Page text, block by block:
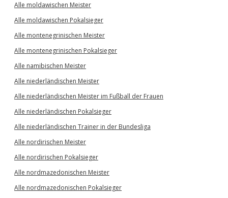
Alle moldawischen Meister
Alle moldawischen Pokalsieger
Alle montenegrinischen Meister
Alle montenegrinischen Pokalsieger
Alle namibischen Meister
Alle niederländischen Meister
Alle niederländischen Meister im Fußball der Frauen
Alle niederländischen Pokalsieger
Alle niederländischen Trainer in der Bundesliga
Alle nordirischen Meister
Alle nordirischen Pokalsieger
Alle nordmazedonischen Meister
Alle nordmazedonischen Pokalsieger